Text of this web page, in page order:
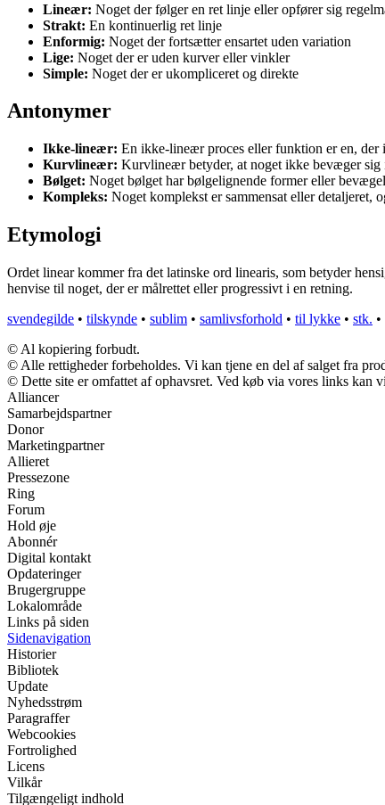
Lineær: Noget der følger en ret linje eller opfører sig
Strakt: En kontinuerlig ret linje
Enformig: Noget der fortsætter ensartet uden variation
Lige: Noget der er uden kurver eller vinkler
Simple: Noget der er ukompliceret og direkte
Antonymer
Ikke-lineær: En ikke-lineær proces eller funktion er en, der
Kurvlineær: Kurvlineær betyder, at noget ikke bevæger sig
Bølget: Noget bølget har bølgelignende former eller
Kompleks: Noget komplekst er sammensat eller detaljeret,
Etymologi
Ordet linear kommer fra det latinske ord linearis, som betyder
henvise til noget, der er målrettet eller progressivt i en retning.
svendegilde • tilskynde • sublim • samlivsforhold • til lykke • stk. •
© Al kopiering forbudt.
© Alle rettigheder forbeholdes. Vi kan tjene en del af salget fra
© Dette site er omfattet af ophavsret. Ved køb via vores links kan
Alliancer
Samarbejdspartner
Donor
Marketingpartner
Allieret
Pressezone
Ring
Forum
Hold øje
Abonnér
Digital kontakt
Opdateringer
Brugergruppe
Lokalområde
Links på siden
Sidenavigation
Historier
Bibliotek
Update
Nyhedsstrøm
Paragraffer
Webcookies
Fortrolighed
Licens
Vilkår
Tilgængeligt indhold